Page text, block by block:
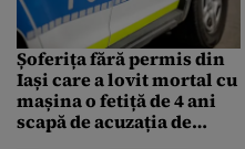
Șoferița fără permis din
Iași care a lovit mortal cu
mașina o fetiță de 4 ani
scapă de acuzația de